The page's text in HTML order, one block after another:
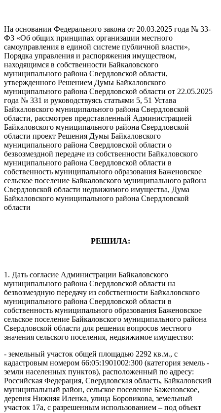
На основании Федерального закона от 20.03.2025 года № 33-
ФЗ «Об общих принципах организации местного
самоуправления в единой системе публичной власти»,
Порядка управления и распоряжения имуществом,
находящимся в собственности Байкаловского
муниципального района Свердловской области,
утвержденного Решением Думы Байкаловского
муниципального района Свердловской области от 22.05.2025
года № 331 и руководствуясь статьями 5, 51 Устава
Байкаловского муниципального района Свердловской
области, рассмотрев представленный Администрацией
Байкаловского муниципального района Свердловской
области проект Решения Думы Байкаловского
муниципального района Свердловской области о
безвозмездной передаче из собственности Байкаловского
муниципального района Свердловской области в
собственность муниципального образования Баженовское
сельское поселение Байкаловского муниципального района
Свердловской области недвижимого имущества, Дума
Байкаловского муниципального района Свердловской
области
РЕШИЛА:
1. Дать согласие Администрации Байкаловского
муниципального района Свердловской области на
безвозмездную передачу из собственности Байкаловского
муниципального района Свердловской области в
собственность муниципального образования Баженовское
сельское поселение Байкаловского муниципального района
Свердловской области для решения вопросов местного
значения сельского поселения, недвижимое имущество:
- земельный участок общей площадью 2292 кв.м., с
кадастровым номером 66:05:1901002:300 (категория земель -
земли населенных пунктов), расположенный по адресу:
Российская Федерация, Свердловская область, Байкаловский
муниципальный район, сельское поселение Баженовское,
деревня Нижняя Иленка, улица Боровикова, земельный
участок 17а, с разрешенным использованием – под объект